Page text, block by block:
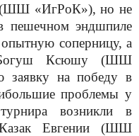
(ШШ «ИгРоК»), но не
пешечном эндшпиле
соперницу, а
Богуш Ксюшу (ШШ
заявку на победу в
проблемы у
возникли в
Евгении (ШШ